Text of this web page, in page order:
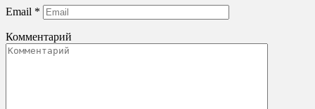
Email *
Комментарий